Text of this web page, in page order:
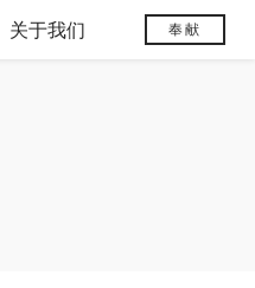
关于我们 奉献